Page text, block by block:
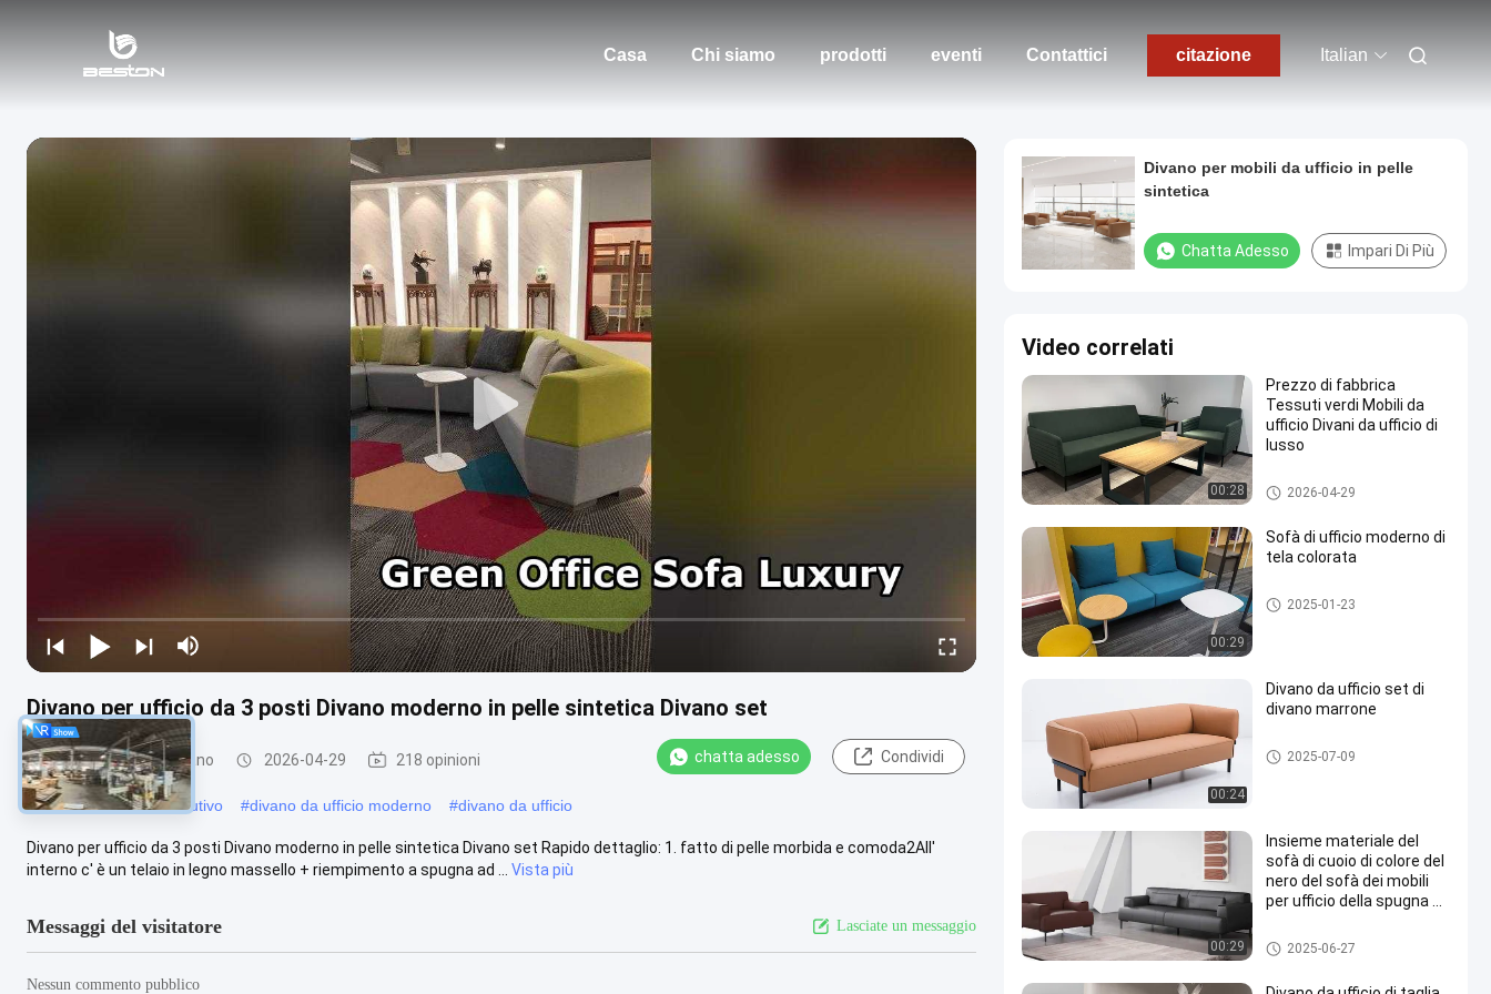
Casa Chi siamo prodotti eventi Contattici citazione Italian
Divano per ufficio da 3 posti Divano moderno in pelle sintetica Divano set
Mobili per ufficio Divano 2026-04-29 218 opinioni chatta adesso Condividi
#Divano da ufficio esecutivo #divano da ufficio moderno #divano da ufficio
Divano per ufficio da 3 posti Divano moderno in pelle sintetica Divano set Rapido dettaglio: 1. fatto di pelle morbida e comoda2All'
interno c' è un telaio in legno massello + riempimento a spugna ad ...
Vista più
Messaggi del visitatore Lasciate un messaggio
Nessun commento pubblico
Divano per mobili da ufficio in pelle
sintetica
Chatta Adesso Impari Di Più
Video correlati
00:28
Prezzo di fabbrica
Tessuti verdi Mobili da
ufficio Divani da ufficio di
lusso
Mobili per ufficio Divano
2026-04-29
00:29
Sofà di ufficio moderno di
tela colorata
Mobili per ufficio Divano
2025-01-23
00:24
Divano da ufficio set di
divano marrone
Mobili per ufficio Divano
2025-07-09
00:29
Insieme materiale del
sofà di cuoio di colore del
nero del sofà dei mobili
per ufficio della spugna di
Mobili per ufficio Divano
2025-06-27